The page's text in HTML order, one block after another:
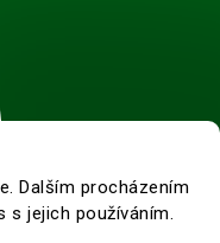
Dalším procházením
s jejich používáním.